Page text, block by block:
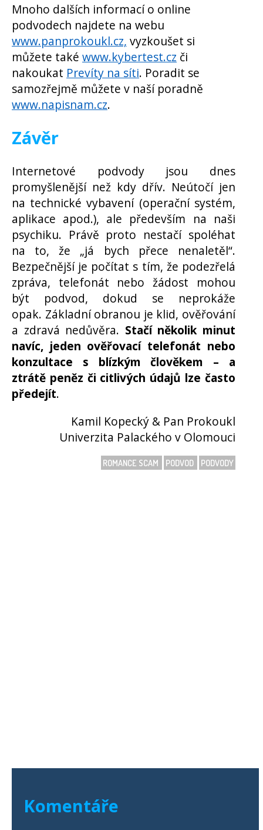
Mnoho dalších informací o online
podvodech najdete na webu
www.panprokoukl.cz, vyzkoušet si
můžete také www.kybertest.cz či
nakoukat Prevíty na síti. Poradit se
samozřejmě můžete v naší poradně
www.napisnam.cz.
Závěr
Internetové podvody jsou dnes
promyšlenější než kdy dřív. Neútočí jen
na technické vybavení (operační systém,
aplikace apod.), ale především na naši
psychiku. Právě proto nestačí spoléhat
na to, že „já bych přece nenaletěl“.
Bezpečnější je počítat s tím, že podezřelá
zpráva, telefonát nebo žádost mohou
být podvod, dokud se neprokáže
opak. Základní obranou je klid, ověřování
a zdravá nedůvěra. Stačí několik minut
navíc, jeden ověřovací telefonát nebo
konzultace s blízkým člověkem – a
ztrátě peněz či citlivých údajů lze často
předejít.
Kamil Kopecký & Pan Prokoukl
Univerzita Palackého v Olomouci
ROMANCE SCAM PODVOD PODVODY
Komentáře